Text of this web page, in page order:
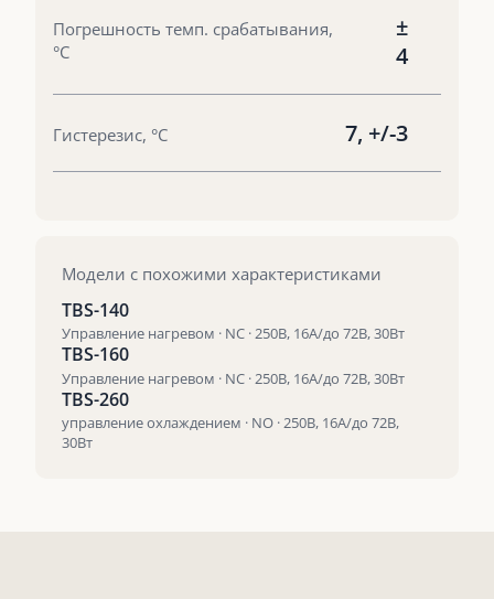
Погрешность темп. срабатывания,
°С
±
4
Гистерезис, °С 7, +/-3
Модели с похожими характеристиками
TBS-140
Управление нагревом · NC · 250В, 16А/до 72В, 30Вт
TBS-160
Управление нагревом · NC · 250В, 16А/до 72В, 30Вт
TBS-260
управление охлаждением · NO · 250В, 16А/до 72В,
30Вт